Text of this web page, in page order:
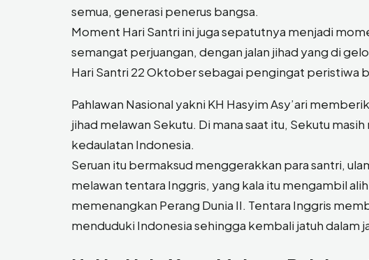
semua, generasi penerus bangsa.
Moment Hari Santri ini juga sepatutnya menjadi
semangat perjuangan, dengan jalan jihad yang di
Hari Santri 22 Oktober sebagai pengingat peristiwa
Pahlawan Nasional yakni KH Hasyim Asy’ari
jihad melawan Sekutu. Di mana saat itu, Sekutu
kedaulatan Indonesia.
Seruan itu bermaksud menggerakkan para santri,
melawan tentara Inggris, yang kala itu mengambil
memenangkan Perang Dunia II. Tentara Inggris
menduduki Indonesia sehingga kembali jatuh dalam